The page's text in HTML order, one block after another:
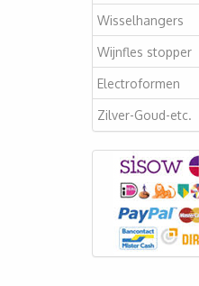
Wisselhangers
Wijnfles stopper
Electroformen
Zilver-Goud-etc.